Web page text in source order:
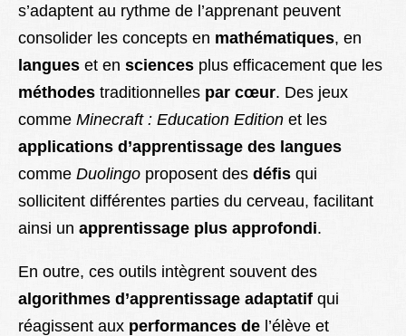
s’adaptent au rythme de l’apprenant peuvent
consolider les concepts en mathématiques, en
langues et en sciences plus efficacement que les
méthodes traditionnelles par cœur. Des jeux
comme Minecraft : Education Edition et les
applications d’apprentissage des langues
comme Duolingo proposent des défis qui
sollicitent différentes parties du cerveau, facilitant
ainsi un apprentissage plus approfondi.
En outre, ces outils intègrent souvent des
algorithmes d’apprentissage adaptatif qui
réagissent aux performances de l’élève et